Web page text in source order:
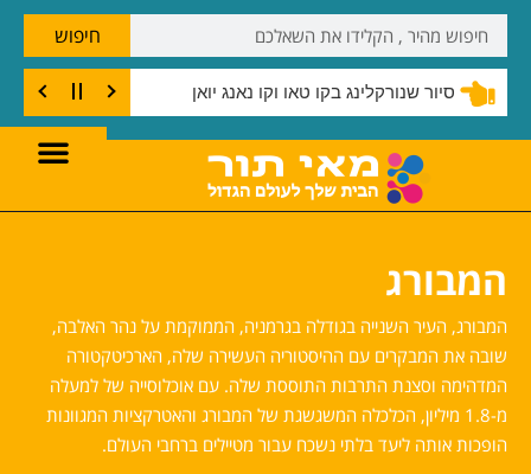
סיור שנורקלינג בקו טאו וקו נאנג יואן
חיפוש
המבורג
המבורג, העיר השנייה בגודלה בגרמניה, הממוקמת על נהר האלבה,
שובה את המבקרים עם ההיסטוריה העשירה שלה, הארכיטקטורה
המדהימה וסצנת התרבות התוססת שלה. עם אוכלוסייה של למעלה
מ-1.8 מיליון, הכלכלה המשגשגת של המבורג והאטרקציות המגוונות
הופכות אותה ליעד בלתי נשכח עבור מטיילים ברחבי העולם.